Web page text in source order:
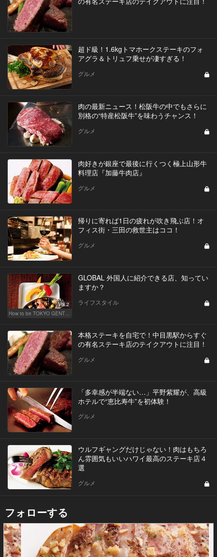
超ド級！1.6kgトマホークステーキのフォ
アグラ＆トリュフ乗せが凄すぎる！
グルメ
肉の最新ニュース！松阪牛の中でもさらに
別格の“特産松阪牛”を味わうチャンス！
グルメ
肉好きが銀座で最後に行くつく極上山形牛
料理店『加藤牛肉店』
グルメ
帰りに寄れば1日の疲れが吹き飛ぶ店！オ
フィス街・三田の救世主はココ！
グルメ
Vol.2
How to be TOKYO GENTS 東京人よ、紳士たれ！
GLOBAL 外国人に紹介できる店、知ってい
ますか？
ライフスタイル
本格ステーキを自宅で！中目黒駅からすぐ
の有名ステーキ店のテイクアウトに注目！
グルメ
「多幸感が半端ない…」平野紫耀が、高級
ホテルで“恵比寿牛”を初体験！
グルメ
ウルフギャングだけじゃない！肉はもちろ
ん雰囲気もいいハワイ最高のステーキ店４
選
グルメ
フォローする